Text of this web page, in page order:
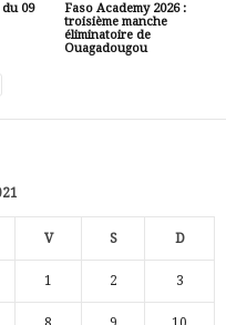
09
Faso Academy 2026 :
troisième manche
éliminatoire de
Ouagadougou
V S D
1 2 3